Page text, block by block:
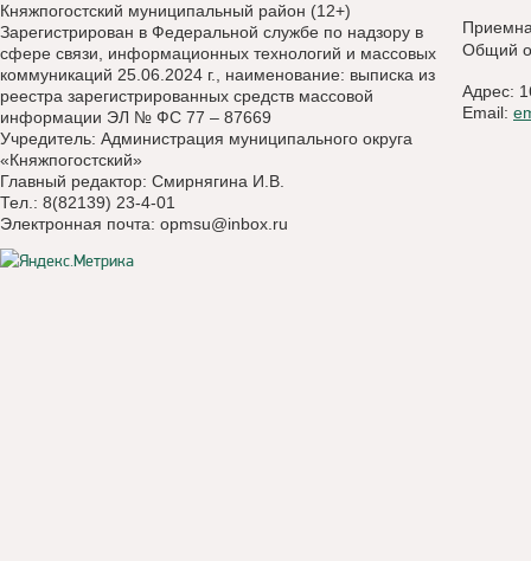
Княжпогостский муниципальный район (12+)
Зарегистрирован в Федеральной службе по надзору в
сфере связи, информационных технологий и массовых
коммуникаций 25.06.2024 г., наименование: выписка из
реестра зарегистрированных средств массовой
информации ЭЛ № ФС 77 – 87669
Учредитель: Администрация муниципального округа
«Княжпогостский»
Главный редактор: Смирнягина И.В.
Тел.: 8(82139) 23-4-01
Электронная почта: opmsu@inbox.ru
Общий
Адрес:
Email: